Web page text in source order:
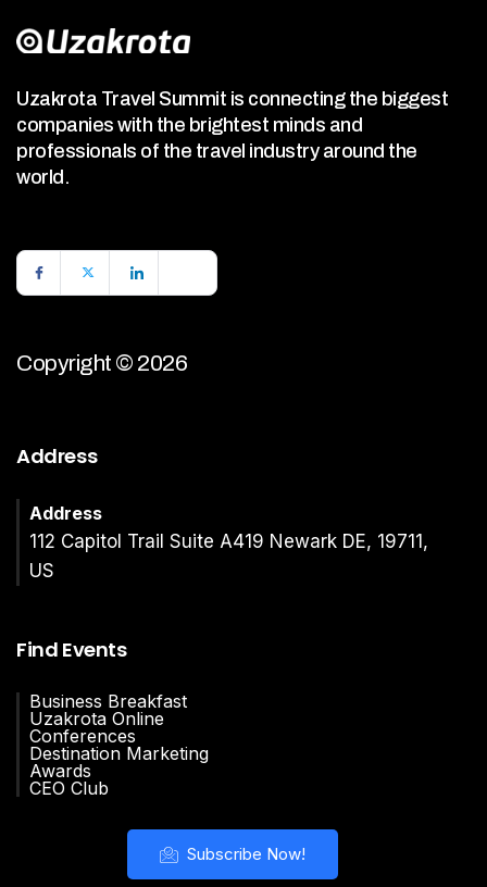
Uzakrota Travel Summit is connecting the biggest
companies with the brightest minds and
professionals of the travel industry around the
world.
Copyright © 2026
Address
Address
112 Capitol Trail Suite A419 Newark DE, 19711,
US
Find Events
Business Breakfast
Uzakrota Online
Conferences
Destination Marketing
Awards
CEO Club
Subscribe Now!